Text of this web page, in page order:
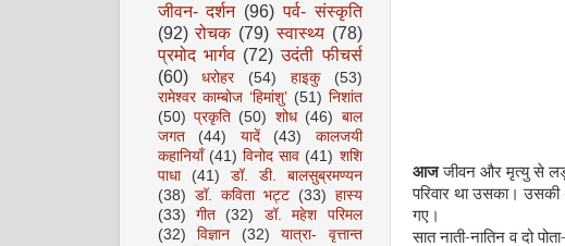
आजजीवन और मृत्यु से
परिवार था उसका।
गए।
सात नाती-नातिन व दो
जीवन- दर्शन (96) पर्व- संस्कृति
(92) रोचक (79) स्वास्थ्य (78)
प्रमोद भार्गव (72) उदंती फीचर्स
(60)
धरोहर (54) हाइकु
(53)
रामेश्वर काम्बोज ‘हिमांशु’ (51) निशांत
(50) प्रकृति (50) शोध (46) बाल
जगत
(44) यादें (43)
कालजयी
कहानियाँ (41) विनोद साव (41) शशि
पाधा
(41)
डॉ. डी. बालसुब्रमण्यन
(38) डॉ. कविता भट्ट (33) हास्य
(33)
गीत (32)
डॉ. महेश परिमल
(32)
विज्ञान (32)
यात्रा- वृत्तान्त